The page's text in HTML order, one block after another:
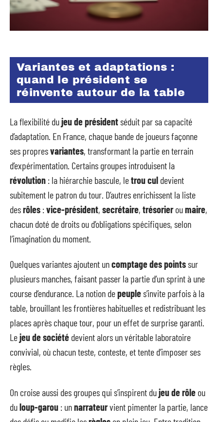
Variantes et adaptations :
quand le président se
réinvente autour de la table
La flexibilité dujeu de présidentséduit par sa capacité
d’adaptation. En France, chaque bande de joueurs façonne
ses propresvariantes, transformant la partie en terrain
d’expérimentation. Certains groupes introduisent la
révolution : la hiérarchie bascule, letrou cul devient
subitement le patron du tour. D’autres enrichissent la liste
desrôles :vice-président, secrétaire, trésorieroumaire,
chacun doté de droits ou d’obligations spécifiques, selon
l’imagination du moment.
Quelques variantes ajoutent uncomptage des pointssur
plusieurs manches, faisant passer la partie d’un sprint à une
course d’endurance. La notion depeuples’invite parfois à la
table, brouillant les frontières habituelles et redistribuant les
places après chaque tour, pour un effet de surprise garanti.
Lejeu de société devient alors un véritable laboratoire
convivial, où chacun teste, conteste, et tente d’imposer ses
règles.
On croise aussi des groupes qui s’inspirent dujeu de rôle ou
duloup-garou : unnarrateurvient pimenter la partie, lance